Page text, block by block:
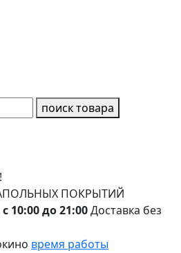
поиск товара
ПОКРЫТИЙ
с 10:00 до 21:00Доставка без
время работы